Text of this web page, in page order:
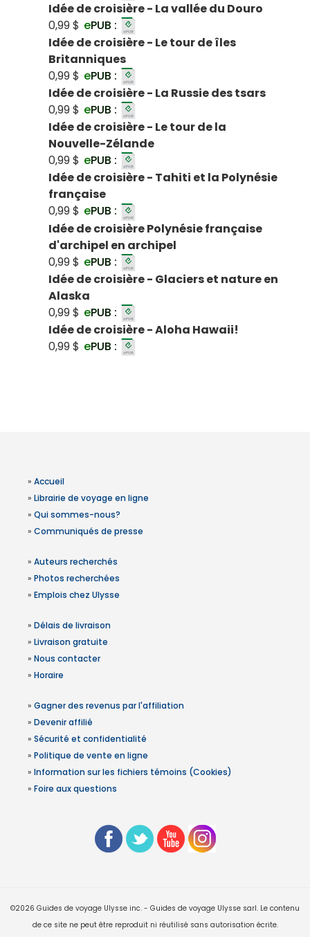
Idée de croisière - La vallée du Douro
0,99 $ ePUB :
Idée de croisière - Le tour de îles
Britanniques
0,99 $ ePUB :
Idée de croisière - La Russie des tsars
0,99 $ ePUB :
Idée de croisière - Le tour de la
Nouvelle-Zélande
0,99 $ ePUB :
Idée de croisière - Tahiti et la Polynésie
française
0,99 $ ePUB :
Idée de croisière Polynésie française
d'archipel en archipel
0,99 $ ePUB :
Idée de croisière - Glaciers et nature en
Alaska
0,99 $ ePUB :
Idée de croisière - Aloha Hawaii!
0,99 $ ePUB :
» Accueil
» Librairie de voyage en ligne
» Qui sommes-nous?
» Communiqués de presse
» Auteurs recherchés
» Photos recherchées
» Emplois chez Ulysse
» Délais de livraison
» Livraison gratuite
» Nous contacter
» Horaire
» Gagner des revenus par l'affiliation
» Devenir affilié
» Sécurité et confidentialité
» Politique de vente en ligne
» Information sur les fichiers témoins (Cookies)
» Foire aux questions
©2026 Guides de voyage Ulysse inc. - Guides de voyage Ulysse sarl. Le contenu
de ce site ne peut être reproduit ni réutilisé sans autorisation écrite.